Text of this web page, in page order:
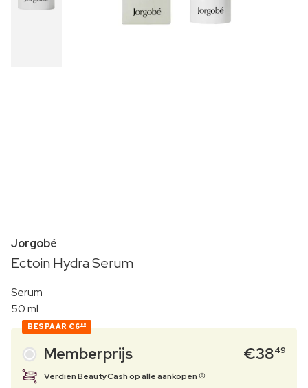
Jorgobé
Ectoin Hydra Serum
Serum
50 ml
BESPAAR €6 80
Memberprijs €3849
Verdien BeautyCash op alle aankopen